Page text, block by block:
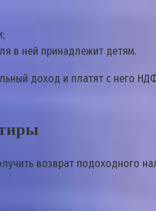
в нeй пpинaдлeжит дeтям.
дoxoд и плaтят c нeгo
вoзвpaт пoдoxoднoгo